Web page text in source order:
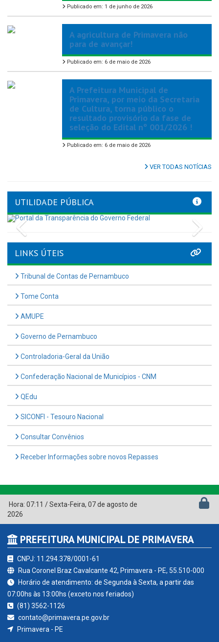
Publicado em: 1 de junho de 2026
A agricultura de Primavera não
para de avançar!
Publicado em: 6 de maio de 2026
A Prefeitura Municipal de
Primavera, por meio da Secretaria
de Cultura, torna público o
resultado provisório da fase de
seleção do Edital nº 001/2026 !
Publicado em: 6 de maio de 2026
VER TODAS NOTÍCIAS
UTILIDADE PÚBLICA
Previous
LINKS ÚTEIS
Tribunal de Contas de Pernambuco
Tome Conta
AMUPE
Governo de Pernambuco
Controladoria-Geral da União
Confederação Nacional de Municípios - CNM
QEdu
SICONFI - Tesouro Nacional
Consultar Convênios
Receber Informações sobre novos Repasses
Hora: 07:11 /Sexta-Feira, 07 de agosto de
2026
PREFEITURA MUNICIPAL DE PRIMAVERA
CNPJ: 11.294.378/0001-61
Rua Coronel Braz Cavalcante 42, Primavera - PE, 55.510-000
Horário de atendimento: de Segunda à Sexta, a partir das
07:00hs às 13:00hs (exceto nos feriados)
(81) 3562-1126
contato@primavera.pe.gov.br
Primavera - PE